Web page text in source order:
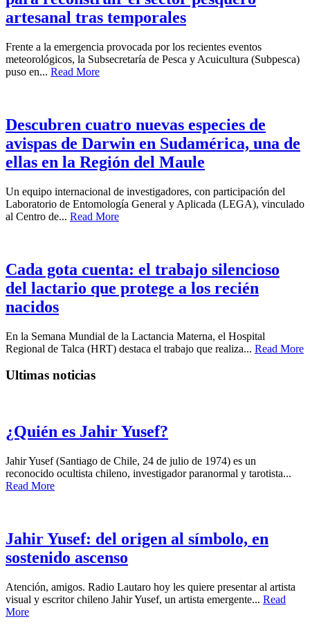
artesanal tras temporales
Frente a la emergencia provocada por los recientes eventos
meteorológicos, la Subsecretaría de Pesca y Acuicultura (Subpesca)
puso en... Read More
Descubren cuatro nuevas especies de
avispas de Darwin en Sudamérica, una de
ellas en la Región del Maule
Un equipo internacional de investigadores, con participación del
Laboratorio de Entomología General y Aplicada (LEGA), vinculado
al Centro de... Read More
Cada gota cuenta: el trabajo silencioso
del lactario que protege a los recién
nacidos
En la Semana Mundial de la Lactancia Materna, el Hospital
Regional de Talca (HRT) destaca el trabajo que realiza... Read More
Ultimas noticias
¿Quién es Jahir Yusef?
Jahir Yusef (Santiago de Chile, 24 de julio de 1974) es un
reconocido ocultista chileno, investigador paranormal y tarotista...
Read More
Jahir Yusef: del origen al símbolo, en
sostenido ascenso
Atención, amigos. Radio Lautaro hoy les quiere presentar al artista
visual y escritor chileno Jahir Yusef, un artista emergente... Read
More